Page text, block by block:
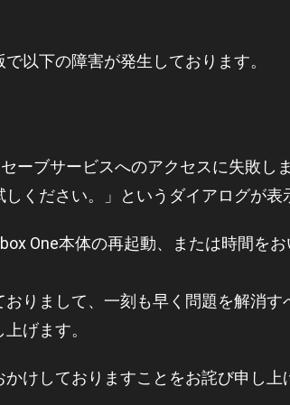
以下の障害が発生しております。
ーブサービスへのアクセスに失敗し
ください。」というダイアログが表
One本体の再起動、または時間を
りまして、一刻も早く問題を解消
げます。
けしておりますことをお詫び申し上